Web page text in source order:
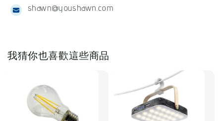
shawn@youshawn.com
我猜你也喜歡這些商品